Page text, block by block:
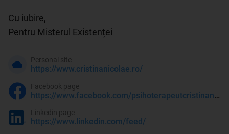
Cu iubire,
https://www.cristinanicolae.ro/
Personal site
https://www.facebook.com/psihoterapeutcristinanicolae
Facebook page
https://www.linkedin.com/feed/
Linkedin page